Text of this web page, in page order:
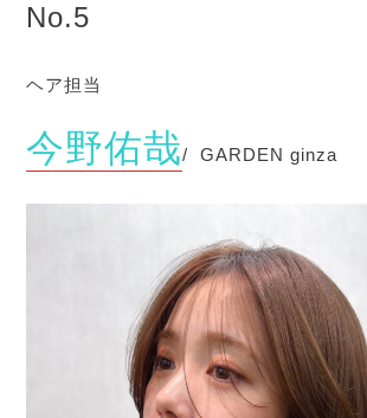
No.5
ヘア担当
今野佑哉/ GARDEN ginza